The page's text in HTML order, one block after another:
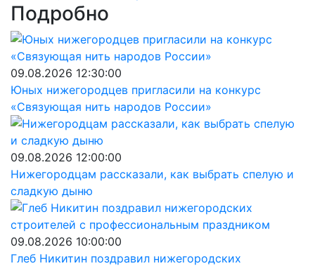
Подробно
09.08.2026 12:30:00
Юных нижегородцев пригласили на конкурс
«Связующая нить народов России»
09.08.2026 12:00:00
Нижегородцам рассказали, как выбрать спелую и
сладкую дыню
09.08.2026 10:00:00
Глеб Никитин поздравил нижегородских